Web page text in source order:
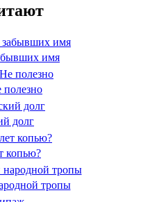
имя
долг
копью?
тропы